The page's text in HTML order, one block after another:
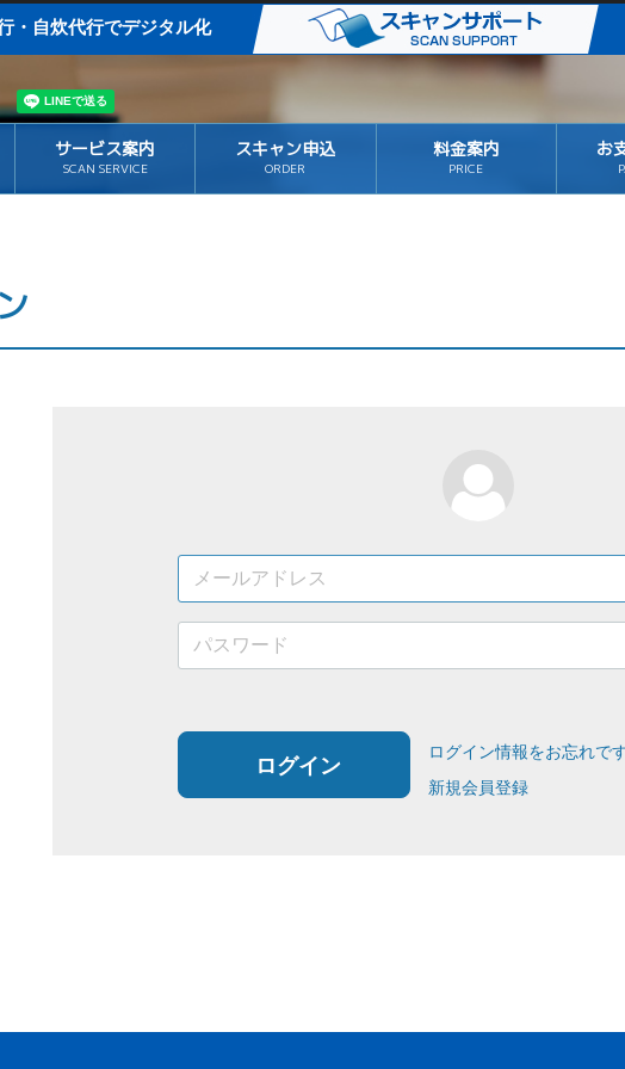
行・自炊代行でデジタル化
サービス案内
SCAN SERVICE
スキャン申込
ORDER
料金案内
PRICE
お
ログイン
ログイン情報をお忘れで
新規会員登録